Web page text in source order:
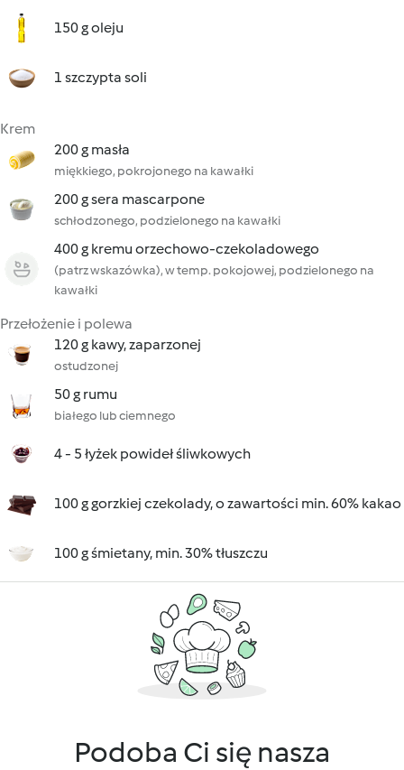
150 g oleju
1 szczypta soli
Krem
200 g masła
miękkiego, pokrojonego na kawałki
200 g sera mascarpone
schłodzonego, podzielonego na kawałki
400 g kremu orzechowo-czekoladowego
(patrz wskazówka), w temp. pokojowej, podzielonego na
kawałki
Przełożenie i polewa
120 g kawy, zaparzonej
ostudzonej
50 g rumu
białego lub ciemnego
4 - 5 łyżek powideł śliwkowych
100 g gorzkiej czekolady, o zawartości min. 60% kakao
100 g śmietany, min. 30% tłuszczu
Podoba Ci się nasza